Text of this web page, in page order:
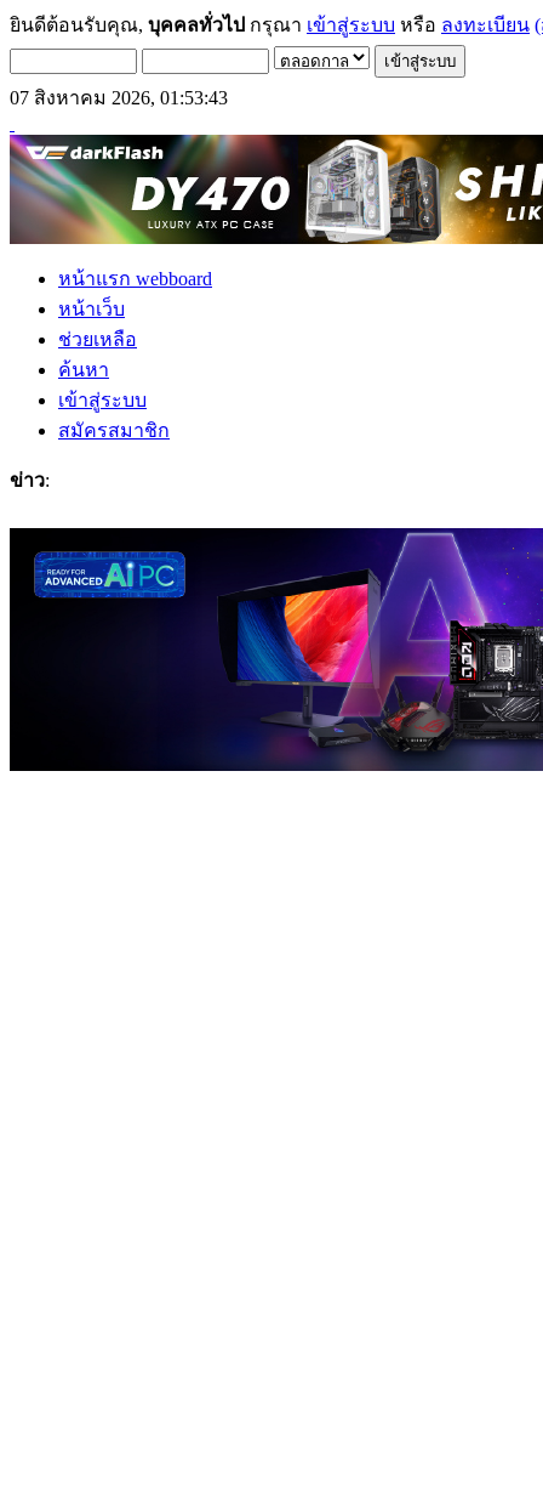
ยินดีต้อนรับคุณ, บุคคลทั่วไป กรุณา เข้าสู่ระบบ หรือ ลงทะเบียน
07 สิงหาคม 2026, 01:53:43
หน้าแรก webboard
หน้าเว็บ
ช่วยเหลือ
ค้นหา
เข้าสู่ระบบ
สมัครสมาชิก
ข่าว: